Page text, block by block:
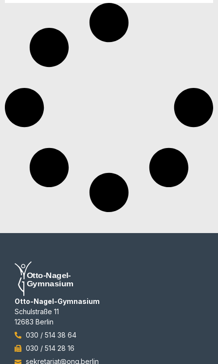
Otto-Nagel-Gymnasium
Schulstraße 11
12683 Berlin
030 / 514 38 64
030 / 514 28 16
sekretariat@ong.berlin